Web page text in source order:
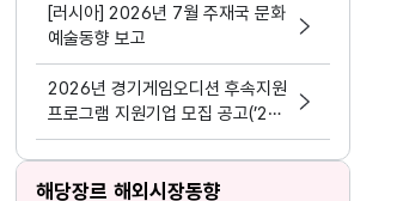
[러시아] 2026년 7월 주재국 문화
예술동향 보고
2026년 경기게임오디션 후속지원
프로그램 지원기업 모집 공고(’24
~’25년 선정기업 대상)
해당장르 해외시장동향